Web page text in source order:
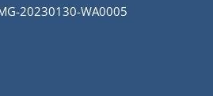
20230130-WA0005